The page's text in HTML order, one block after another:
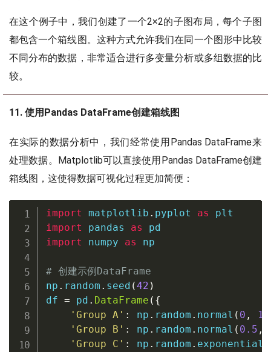
在这个例子中，我们创建了一个2×2的子图布局，每个子图
都包含一个箱线图。这种方式允许我们在同一个图形中比较
不同分布的数据，非常适合进行多变量分析或多组数据的比
较。
11. 使用Pandas DataFrame创建箱线图
在实际的数据分析中，我们经常使用Pandas DataFrame来
处理数据。Matplotlib可以直接使用Pandas DataFrame创建
箱线图，这使得数据可视化过程更加简便：
import matplotlib . pyplot as
import pandas as
import numpy as np
# 创建示例DataFrame
np . random . seed (42 )
df = pd . DataFrame ( {
'Group A' : np . random . normal ( 0 , 1
'Group B' : np . random . normal ( 0.5 ,
'Group C' : np . random . exponential